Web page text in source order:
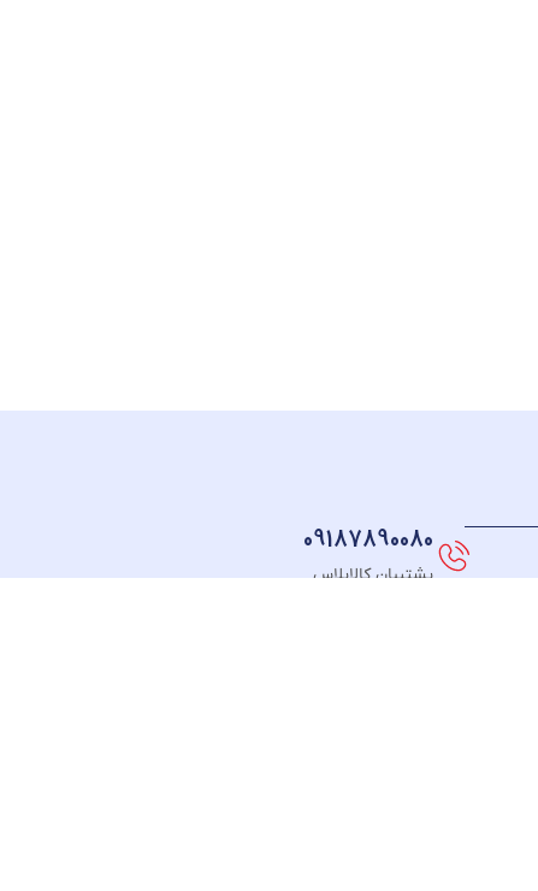
09187890080
پشتیبان کالاپلاس